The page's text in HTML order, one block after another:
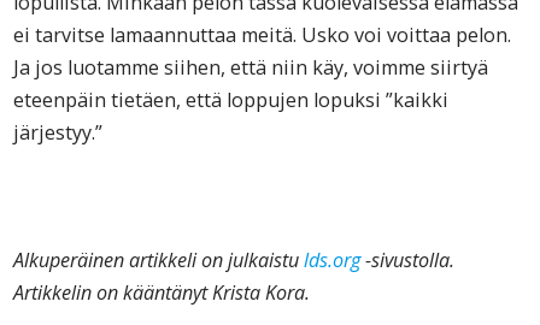
ei tarvitse lamaannuttaa meitä. Usko voi voittaa pelon.
Ja jos luotamme siihen, että niin käy, voimme siirtyä
eteenpäin tietäen, että loppujen lopuksi ”kaikki
järjestyy.”
Alkuperäinen artikkeli on julkaistulds.org-sivustolla.
Artikkelin on kääntänyt Krista Kora.